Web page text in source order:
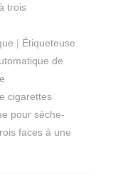
trois
| Étiqueteuse
de
cigarettes
pour sèche-
faces à une